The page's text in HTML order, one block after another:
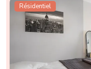
Résidentiel